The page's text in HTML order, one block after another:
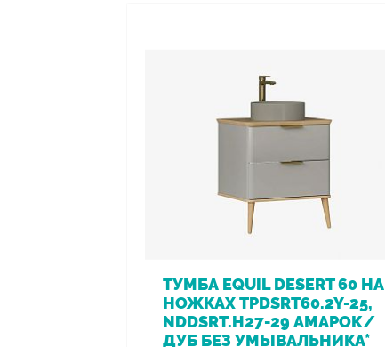
ТУМБА EQUIL DESERT 60 НА
НОЖКАХ TPDSRT60.2Y-25,
NDDSRT.H27-29 АМАРОК/
ДУБ БЕЗ УМЫВАЛЬНИКА*